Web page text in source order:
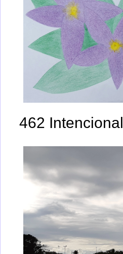
462 Intencional